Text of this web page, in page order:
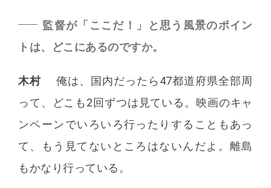
監督が「ここだ！」と思う風景のポイン
トは、どこにあるのですか。
木村
俺は、国内だったら47都道府県全部周
って、どこも2回ずつは見ている。映画のキャ
ンペーンでいろいろ行ったりすることもあっ
て、もう見てないところはないんだよ。離島
もかなり行っている。